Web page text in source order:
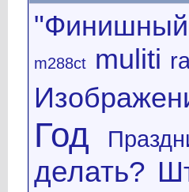
m288ct muliti
Год
делать?